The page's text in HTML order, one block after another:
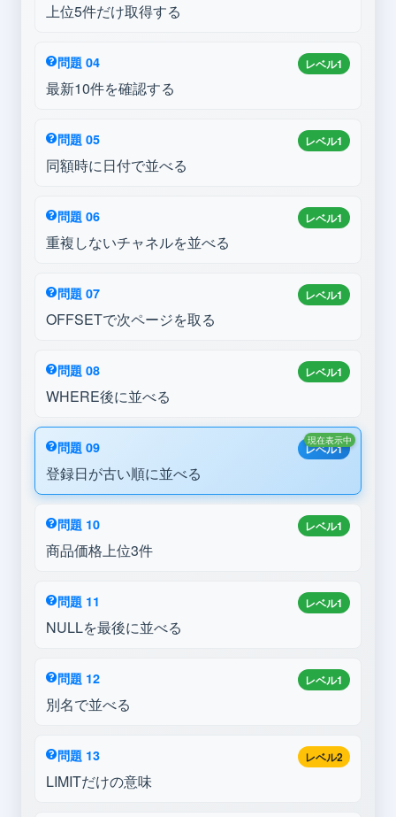
上位5件だけ取得する
レベル1
問題 04
最新10件を確認する
レベル1
問題 05
同額時に日付で並べる
レベル1
問題 06
重複しないチャネルを並べる
レベル1
問題 07
OFFSETで次ページを取る
レベル1
問題 08
WHERE後に並べる
レベル1
問題 09
登録日が古い順に並べる
現在表示中
レベル1
問題 10
商品価格上位3件
レベル1
問題 11
NULLを最後に並べる
レベル1
問題 12
別名で並べる
レベル2
問題 13
LIMITだけの意味